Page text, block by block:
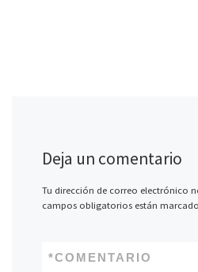
Deja un comentario
Tu dirección de correo electrónico
campos obligatorios están
COMENTARIO
*